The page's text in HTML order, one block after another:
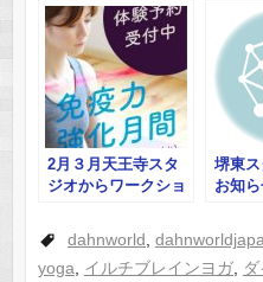
デトックスヨガ＆へ
そヒーリング 他
ンジ
法講座
2月３月天王寺スタ
ジオからワークショ
堺東
お知
dahnworld
yoga
イルチブレインヨガ,